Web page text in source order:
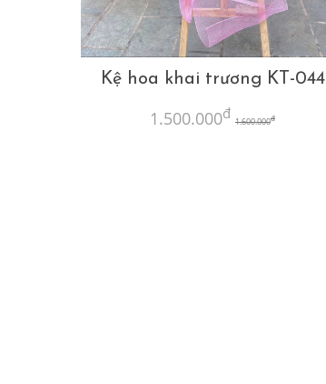
Kệ hoa khai trương KT-044
1.500.000đ 1.600.000đ